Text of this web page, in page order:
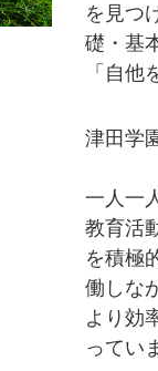
を見つ
礎・基
「自他
津田学
一人一
教育活
を積極
働しな
より効
ってい